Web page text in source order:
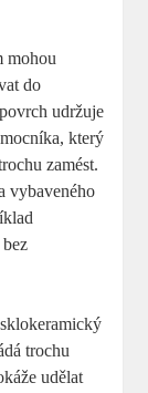
mohou
do
udržuje
který
zamést.
vybaveného
trochu
udělat